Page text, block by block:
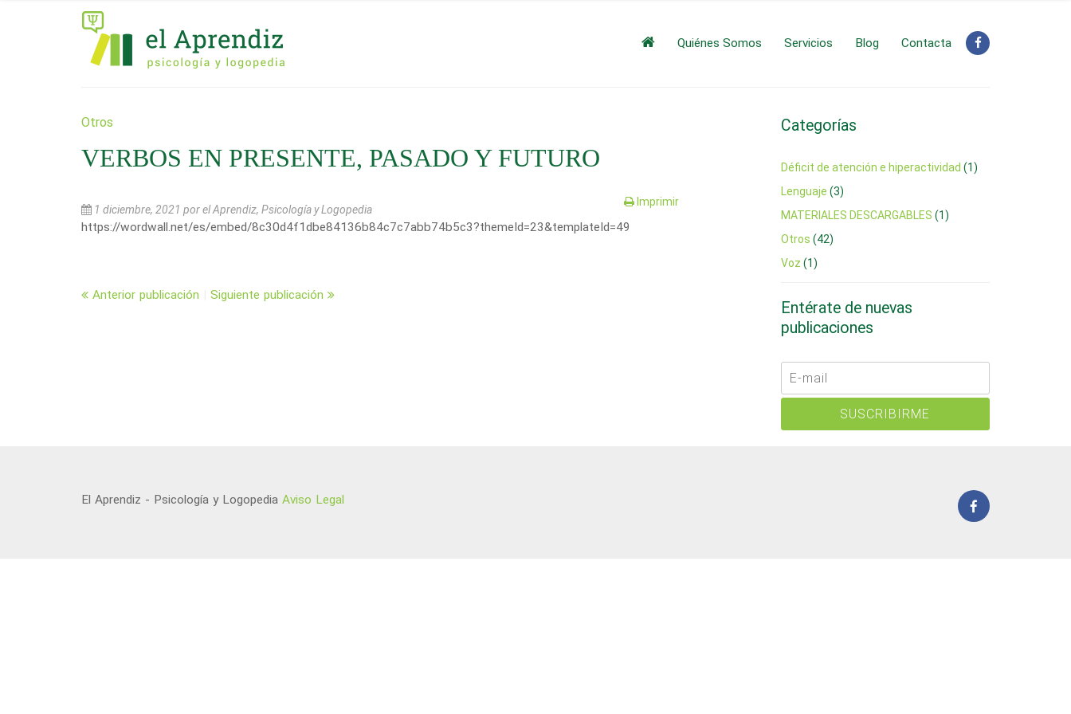
Quiénes Somos Servicios Blog Contacta
Otros
VERBOS EN PRESENTE, PASADO Y FUTURO
1 diciembre, 2021 por el Aprendiz, Psicología y Logopedia
Imprimir
https://wordwall.net/es/embed/8c30d4f1dbe84136b84c7c7abb74b5c3?themeId=23&templateId=49
Anterior publicación Siguiente publicación
Categorías
Déficit de atención e hiperactividad (1)
Lenguaje (3)
MATERIALES DESCARGABLES (1)
Otros (42)
Voz (1)
Entérate de nuevas
publicaciones
El Aprendiz - Psicología y Logopedia Aviso Legal